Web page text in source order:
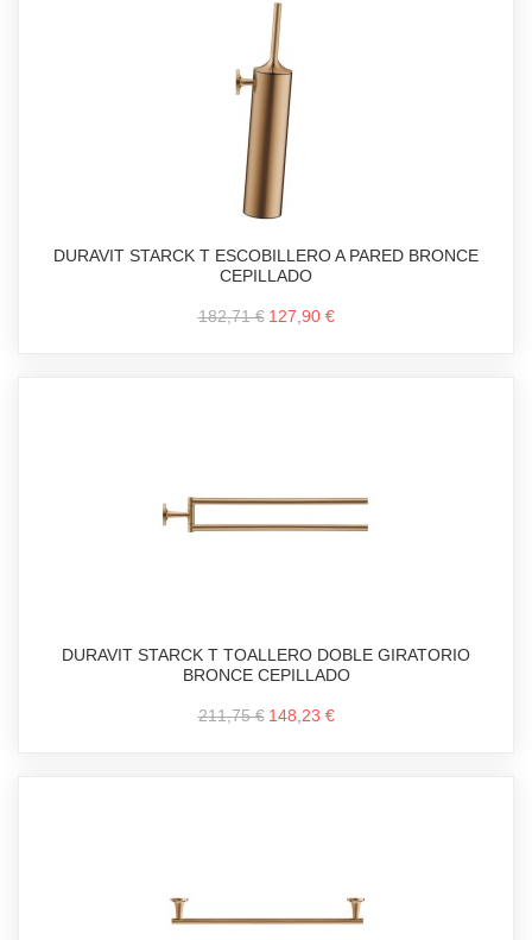
DURAVIT STARCK T ESCOBILLERO A PARED BRONCE
CEPILLADO
182,71 € 127,90 €
DURAVIT STARCK T TOALLERO DOBLE GIRATORIO
BRONCE CEPILLADO
211,75 € 148,23 €